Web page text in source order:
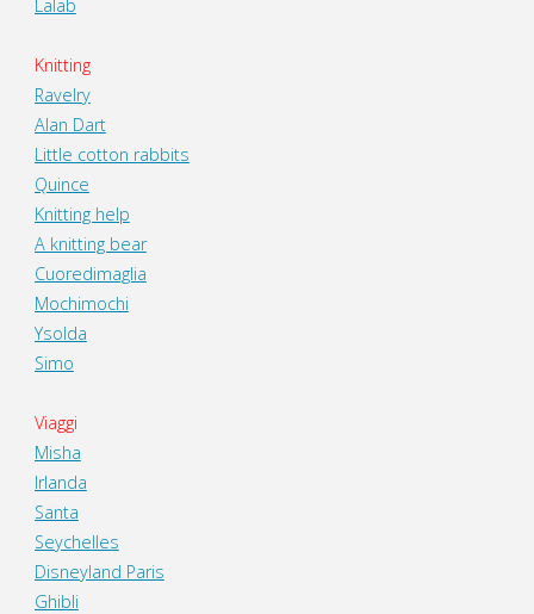
Lalab
Knitting
Ravelry
Alan Dart
Little cotton rabbits
Quince
Knitting help
A knitting bear
Cuoredimaglia
Mochimochi
Ysolda
Simo
Viaggi
Misha
Irlanda
Santa
Seychelles
Disneyland Paris
Ghibli